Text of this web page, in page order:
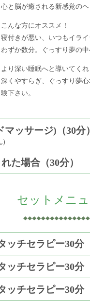
心と脳が癒される新感覚の
こんな方にオススメ！
寝付きが悪い、いつもイラ
わずか数分。ぐっすり夢の
より深い睡眠へと導いてくれ
深くやすらぎ、ぐっすり夢
験下さい。
ッサージ)（30分）
)
た場合（30分）
セットメニ
チセラピー30分
チセラピー30分
チセラピー30分